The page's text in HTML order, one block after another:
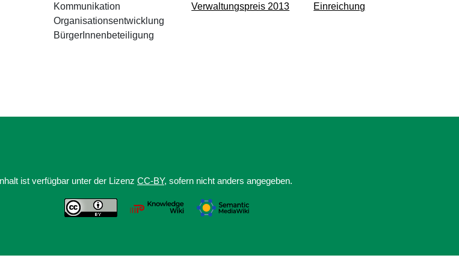
Kommunikation
Organisationsentwicklung
BürgerInnenbeteiligung
Verwaltungspreis 2013 Einreichung
ist verfügbar unter der Lizenz CC-BY, sofern nicht anders angegeben.